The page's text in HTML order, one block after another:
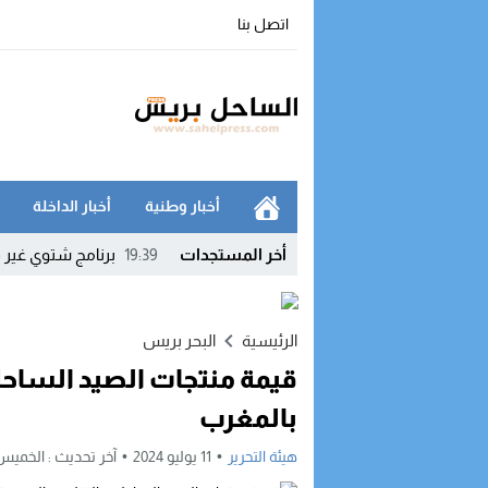
اتصل بنا
أخبار وطنية أخبار الداخلة
أخر المستجدات 19:39 برنامج شتوي غير
نقابات التجهيز
11:53
11:42 الدرك الملكي
09:54 إنجاز جديد للأمن
الرئيسية البحر بريس
قيمة منتجات الصيد
بالمغرب
هيئة التحرير 11 يوليو 2024 آخر تحديث : الخميس, 11 يوليو, 2024 -